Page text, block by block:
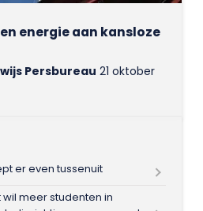
energie aan kansloze
Persbureau 21 oktober
er even tussenuit
wil meer studenten in